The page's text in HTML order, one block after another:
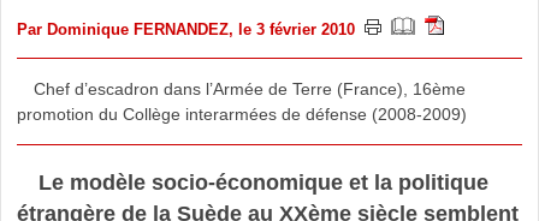
Par Dominique FERNANDEZ, le 3 février 2010
Chef d’escadron dans l’Armée de Terre (France), 16ème
promotion du Collège interarmées de défense (2008-2009)
Le modèle socio-économique et la politique
étrangère de la Suède au XXème siècle semblent